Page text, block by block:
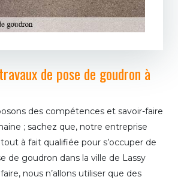
de pose de goudron à
des compétences et savoir-faire
; sachez que, notre entreprise
à fait qualifiée pour s’occuper de
de goudron dans la ville de Lassy
nous n’allons utiliser que des